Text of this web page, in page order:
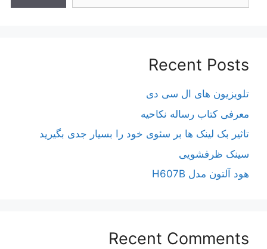
Recent Posts
تلویزیون های ال سی دی
معرفی کتاب رساله نکاحیه
تاثیر بک لینک ها بر سئوی خود را بسیار جدی بگیرید
سینک ظرفشویی
هود آلتون مدل H607B
Recent Comments